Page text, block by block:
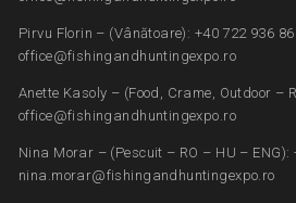
Pirvu Florin – (Vânătoare): +40 722 936
office@fishingandhuntingexpo.ro
Anette Kasoly – (Food, Crame, Outdoor –
office@fishingandhuntingexpo.ro
Nina Morar – (Pescuit – RO – HU – ENG):
nina.morar@fishingandhuntingexpo.ro